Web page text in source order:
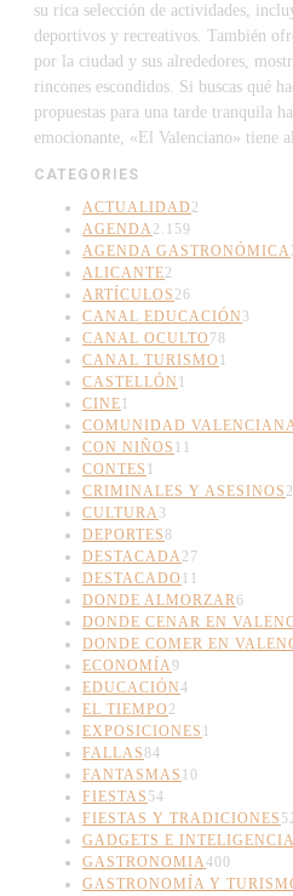
su rica selección de actividades,
deportivos y recreativos. También
por la ciudad y sus alrededores,
rincones escondidos. Si buscas qué
propuestas para una tarde tranquila
emocionante, «El Valenciano» tiene
CATEGORIES
ACTUALIDAD 2
AGENDA2.159
AGENDA GASTRONÓMICA
ALICANTE2
ARTÍCULOS 26
CANAL EDUCACIÓN 3
CANAL OCULTO 78
CANAL TURISMO 1
CASTELLÓN 1
CINE1
COMUNIDAD
CON NIÑOS 11
CONTES 1
CRIMINALES Y ASESINOS
CULTURA3
DEPORTES8
DESTACADA27
DESTACADO 11
DONDE ALMORZAR6
DONDE CENAR EN
DONDE COMER EN
ECONOMÍA9
EDUCACIÓN4
EL TIEMPO 2
EXPOSICIONES 1
FALLAS84
FANTASMAS 10
FIESTAS 54
FIESTAS Y TRADICIONES
GADGETS E
GASTRONOMIA400
GASTRONOMÍA Y